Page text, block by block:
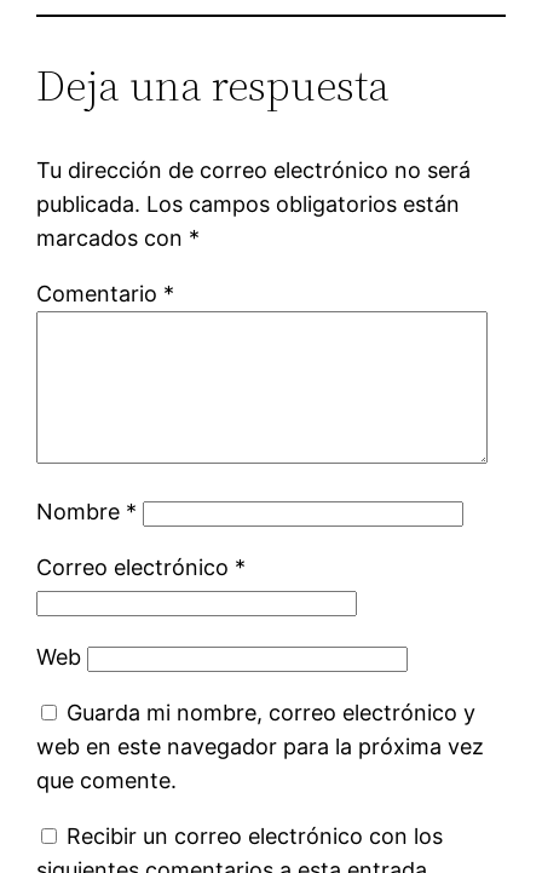
Deja una respuesta
Tu dirección de correo electrónico no será
publicada. Los campos obligatorios están
marcados con *
Comentario *
Nombre *
Correo electrónico *
Web
Guarda mi nombre, correo electrónico y
web en este navegador para la próxima vez
que comente.
Recibir un correo electrónico con los